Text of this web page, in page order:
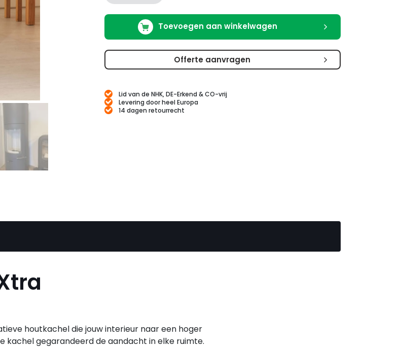
Toevoegen aan winkelwagen
Offerte aanvragen
Lid van de NHK, DE-Erkend & CO-vrij
Levering door heel Europa
14 dagen retourrecht
houtkachel die jouw interieur naar een hoger
kachel gegarandeerd de aandacht in elke ruimte.